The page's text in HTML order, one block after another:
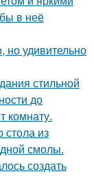
в неё
но удивительно
стильной
до
комнату.
стола из
смолы.
создать